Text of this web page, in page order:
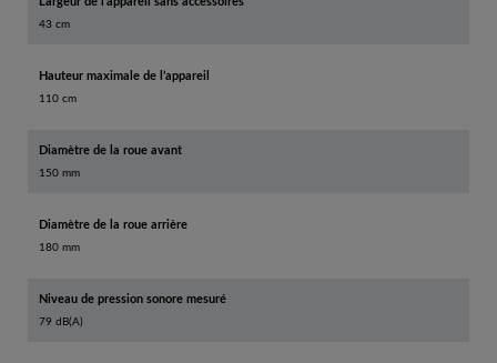
43 cm
Hauteur maximale de l’appareil
110 cm
Diamètre de la roue avant
150 mm
Diamètre de la roue arrière
180 mm
Niveau de pression sonore mesuré
79 dB(A)